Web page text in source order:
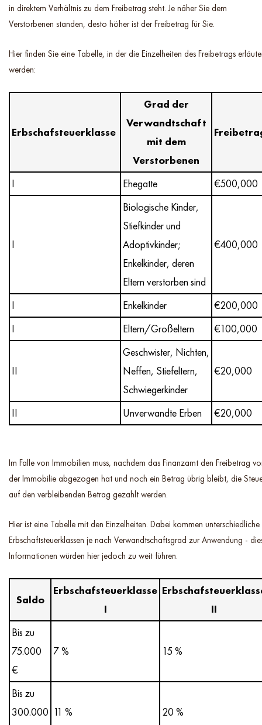
in direktem Verhältnis zu dem Freibetrag steht. Je näher Sie dem
Verstorbenen standen, desto höher ist der Freibetrag für Sie.
Hier finden Sie eine Tabelle, in der die Einzelheiten des Freibetrags
werden:
Erbschafsteuerklasse
Grad der
Verwandtschaft
mit dem
Verstorbenen
I Ehegatte €500,000
I
Biologische Kinder,
Stiefkinder und
Adoptivkinder;
Enkelkinder, deren
Eltern verstorben sind
€400,000
I Enkelkinder
€200,000
I
Eltern/Großeltern €100,000
II
Geschwister, Nichten,
Neffen, Stiefeltern,
Schwiegerkinder
€20,000
II Unverwandte Erben €20,000
Im Falle von Immobilien muss, nachdem das Finanzamt den Freibetrag
der Immobilie abgezogen hat und noch ein Betrag übrig bleibt, die
auf den verbleibenden Betrag gezahlt werden.
Hier ist eine Tabelle mit den Einzelheiten. Dabei kommen unterschiedliche
Erbschaftsteuerklassen je nach Verwandtschaftsgrad zur Anwendung -
Informationen würden hier jedoch zu weit führen.
Saldo
Erbschafsteuerklasse
I
II
Bis zu
75.000
€
7 % 15 %
Bis zu
300.000 11 % 20 %